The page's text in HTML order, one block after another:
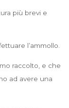
più brevi e
l’ammollo.
raccolto, e che
ad avere una